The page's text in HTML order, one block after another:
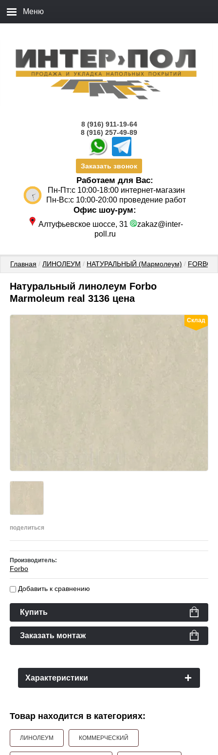
8 (916) 911-19-64
8 (916) 257-49-89
Заказать звонок
Работаем для Вас:
Пн-Пт:с 10:00-18:00 интернет-магазин
Пн-Вс:с 10:00-20:00 проведение работ
Офис шоу-рум:
Алтуфьевское шоссе, 31
zakaz@inter-
poll.ru
Главная / ЛИНОЛЕУМ / НАТУРАЛЬНЫЙ (Мармолеум) / FORBO
Натуральный линолеум Forbo
Marmoleum real 3136 цена
Склад
поделиться
Производитель:
Forbo
Добавить к сравнению
Купить
Заказать монтаж
Характеристики
Товар находится в категориях:
ЛИНОЛЕУМ КОММЕРЧЕСКИЙ